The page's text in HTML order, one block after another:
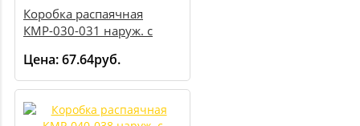
Коробка распаячная
КМР-030-031 наруж. с
вх. IP54 сер. plc-kmr-030-
031
Цена:67.64руб.